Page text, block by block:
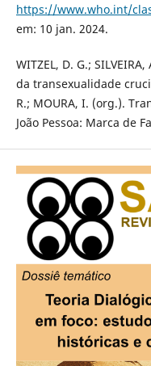
https://www.who.int/
em: 10 jan. 2024.
WITZEL, D. G.;
da transexualidade
R.; MOURA, I. (org.).
João Pessoa: Marca de